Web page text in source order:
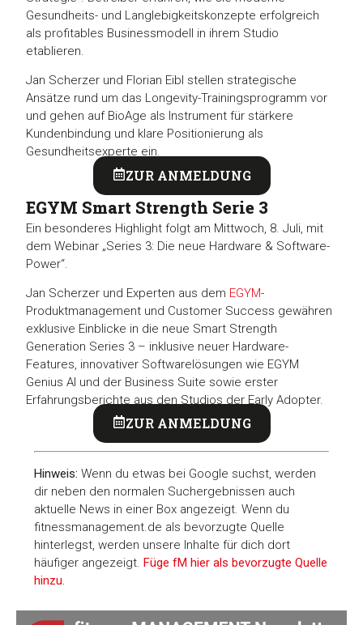
Gesundheits- und Langlebigkeitskonzepte erfolgreich
als profitables Businessmodell in ihrem Studio
etablieren.
Jan Scherzer und Florian Eibl stellen strategische
Ansätze rund um das Longevity-Trainingsprogramm vor
und gehen auf BioAge als Instrument für stärkere
Kundenbindung und klare Positionierung als
Gesundheitsexperte ein.
ZUR ANMELDUNG
EGYM Smart Strength Serie 3
Ein besonderes Highlight folgt am Mittwoch, 8. Juli, mit
dem Webinar „Series 3: Die neue Hardware & Software-
Power“.
Jan Scherzer und Experten aus dem EGYM-
Produktmanagement und Customer Success gewähren
exklusive Einblicke in die neue Smart Strength
Generation Series 3 – inklusive neuer Hardware-
Features, innovativer Softwarelösungen wie EGYM
Genius AI und der Business Suite sowie erster
Erfahrungsberichte aus den Studios der Early Adopter.
ZUR ANMELDUNG
Hinweis: Wenn du etwas bei Google suchst, werden
dir neben den normalen Suchergebnissen auch
aktuelle News in einer Box angezeigt. Wenn du
fitnessmanagement.de als bevorzugte Quelle
hinterlegst, werden unsere Inhalte für dich dort
häufiger angezeigt.Füge fM hier als bevorzugte Quelle
hinzu.